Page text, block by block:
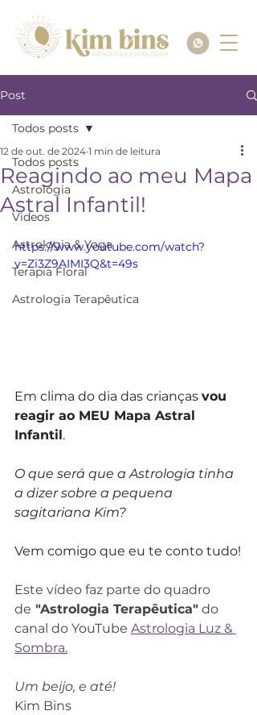
Post
Todos posts
Astrologia
Videos
Astrologia & Yoga
Terapia Floral
Astrologia Terapêutica
Todos posts
Reagindo ao meu Mapa
Astral Infantil!
12 de out. de 2024 1 min de leitura
https://www.youtube.com/watch?
v=Zi3Z9AIMI3Q&t=49s
Em clima do dia das crianças vou
reagir ao MEU Mapa Astral
Infantil.
O que será que a Astrologia tinha
a dizer sobre a pequena
sagitariana Kim?
Vem comigo que eu te conto tudo!
Este vídeo faz parte do quadro
de "Astrologia Terapêutica" do
canal do YouTube Astrologia Luz &
Sombra.
Um beijo, e até!
Kim Bins